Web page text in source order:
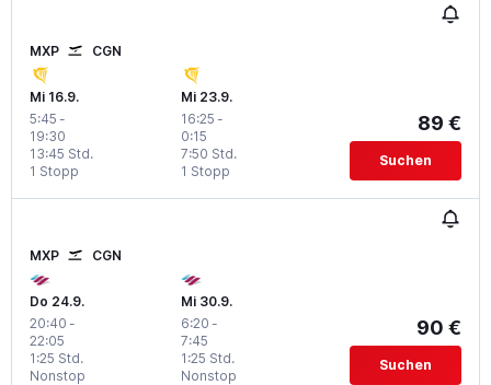
MXP CGN
Mi 16.9.
5:45 -
19:30
1 Stopp
13:45 Std.
Mi 23.9.
16:25 -
0:15
1 Stopp
7:50 Std.
89 €
Suchen
MXP CGN
Do 24.9.
20:40 -
22:05
Nonstop
1:25 Std.
Mi 30.9.
6:20 -
7:45
Nonstop
1:25 Std.
90 €
Suchen